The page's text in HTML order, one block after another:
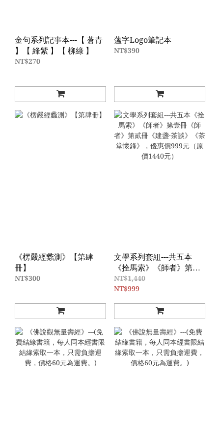
金句系列記事本---【 蒼青
】【 綘紫 】【 柳綠 】
NT$270
薀字Logo筆記本
NT$390
《楞嚴經蠡測》【第肆
冊】
NT$300
文學系列套組---共五本
《拴馬索》《師者》第壹
冊《師者》第貳冊《建盞·
茶談》《茶堂懷錄》，優
NT$1,440
NT$999